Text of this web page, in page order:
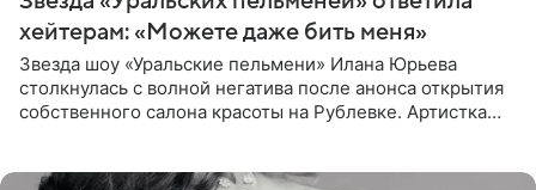
хейтерам: «Можете даже бить меня»
Звезда шоу «Уральские пельмени» Илана Юрьева
столкнулась с волной негатива после анонса открытия
собственного салона красоты на Рублевке. Артистка